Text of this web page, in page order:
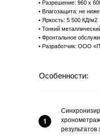
Особенности:
• Разрешение: 960 х
• Влагозащита: не
• Яркость: 5 500 КД/м2
• Тонкий
• Фронтальное
• Разработчик: ООО
результатов